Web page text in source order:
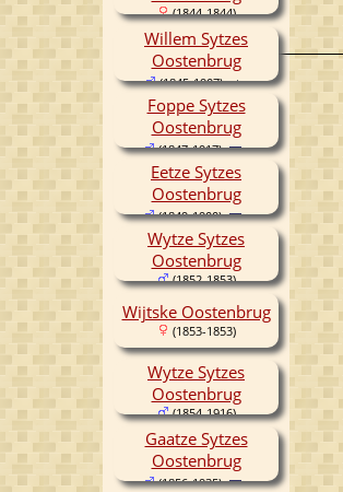
(1844-1844)
Foppe Sytzes
Oostenbrug
(1847-1917)
Eetze Sytzes
Oostenbrug
(1849-1900)
Wytze Sytzes
Oostenbrug
(1852-1853)
Wijtske Oostenbrug
(1853-1853)
Wytze Sytzes
Oostenbrug
(1854-1916)
Gaatze Sytzes
Oostenbrug
(1856-1935)
Willem Sytzes
Oostenbrug
(1845-1907)